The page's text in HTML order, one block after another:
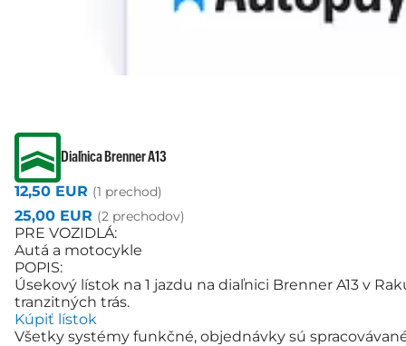
Diaľnica Brenner A13
12,50 EUR (1 prechod)
25,00 EUR (2 prechodov)
PRE VOZIDLÁ:
Autá a motocykle
POPIS:
Úsekový lístok na 1 jazdu na diaľnici Brenner A13 v
tranzitných trás.
Kúpiť lístok
Všetky systémy funkčné, objednávky sú